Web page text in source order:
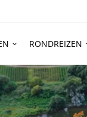
RONDREIZEN